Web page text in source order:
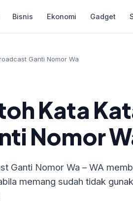
Bisnis Ekonomi Gadget
Ganti Nomor Wa
Kata
Nomor
Ganti Nomor Wa – WA
memang sudah tidak